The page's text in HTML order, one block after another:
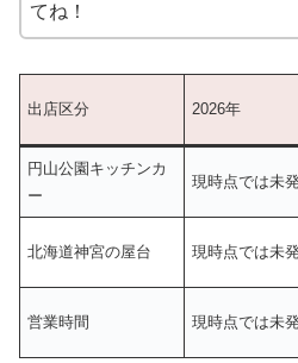
てね！
出店区分 2026年
円山公園キッチンカ
ー
現時点では未
北海道神宮の屋台 現時点では未
営業時間 現時点では未